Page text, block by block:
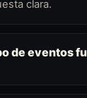
clara.
de eventos